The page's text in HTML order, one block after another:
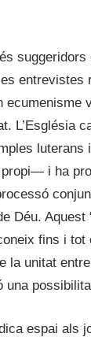
suggeridors
entrevistes
ecumenisme
L’Església
i ha
Déu. Aquest
fins i tot
la unitat
una
espai als